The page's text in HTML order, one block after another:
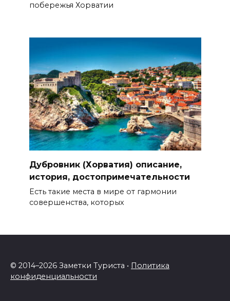
побережья Хорватии
Дубровник (Хорватия) описание,
история, достопримечательности
Есть такие места в мире от гармонии
совершенства, которых
© 2014–2026 Заметки Туриста • Политика
конфиденциальности